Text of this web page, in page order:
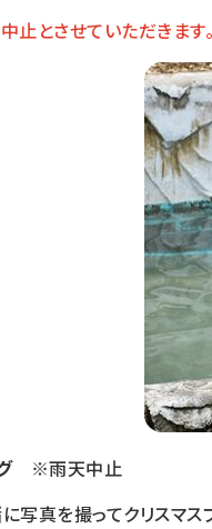
とさせていただきます。
※雨天中止
真を撮ってクリスマス